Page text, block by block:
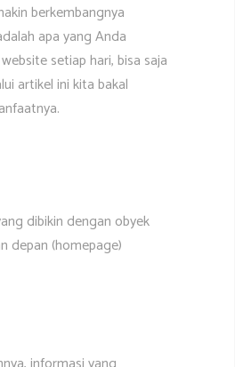
berkembangnya
apa yang Anda
setiap hari, bisa saja
artikel ini kita bakal
dibikin dengan obyek
depan (homepage)